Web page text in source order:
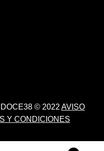
© 2022 AVISO
Y CONDICIONES